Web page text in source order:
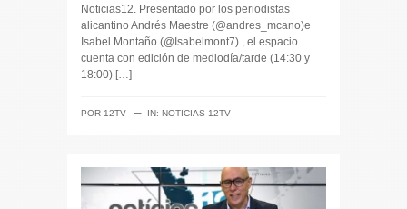
Noticias12. Presentado por los periodistas
alicantino Andrés Maestre (@andres_mcano)e
Isabel Montaño (@Isabelmont7) , el espacio
cuenta con edición de mediodía/tarde (14:30 y
18:00) […]
POR 12TV ─ IN: NOTICIAS 12TV